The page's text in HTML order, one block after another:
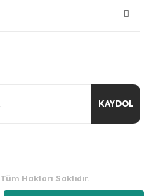
KAYDOL
Tüm Hakları Saklıdır.